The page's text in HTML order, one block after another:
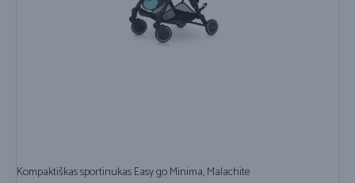
Kompaktiškas sportinukas Easy go Minima, Malachite